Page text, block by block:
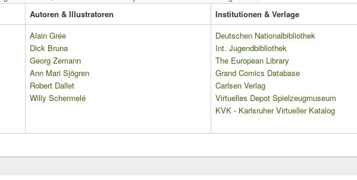
Autoren & Illustratoren
Institutionen & Verlage
Alain Grée
Dick Bruna
Georg Zemann
Ann Mari Sjögren
Robert Dallet
Willy Schermelé
Deutschen Nationalbibliothek
Int. Jugendbibliothek
The European Library
Grand Comics Database
Carlsen Verlag
Virtuelles Depot Spielzeugmuseum
KVK - Karlsruher Virtueller Katalog